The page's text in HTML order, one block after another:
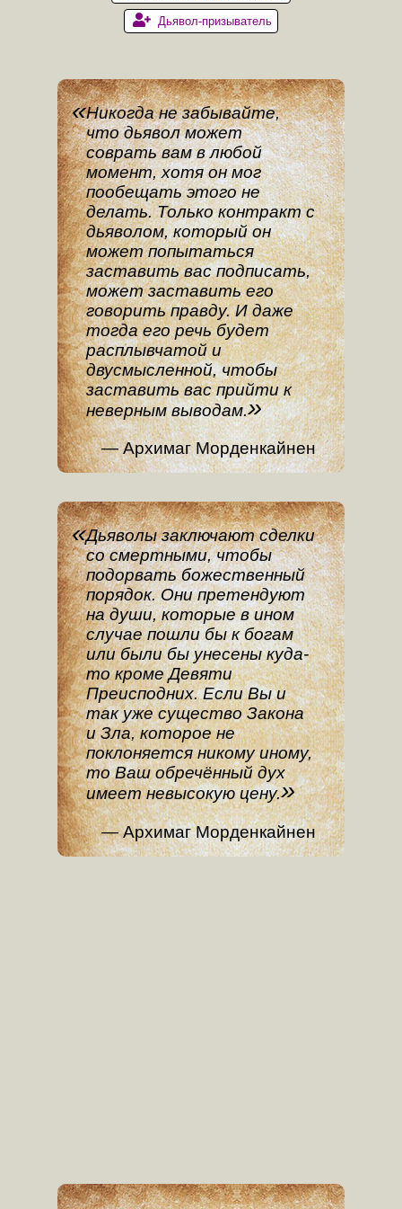
Дьявол-призыватель
Никогда не забывайте,
что дьявол может
соврать вам в любой
момент, хотя он мог
пообещать этого не
делать. Только контракт с
дьяволом, который он
может попытаться
заставить вас подписать,
может заставить его
говорить правду. И даже
тогда его речь будет
расплывчатой и
двусмысленной, чтобы
заставить вас прийти к
неверным выводам.
Архимаг Морденкайнен
Дьяволы заключают сделки
со смертными, чтобы
подорвать божественный
порядок. Они претендуют
на души, которые в ином
случае пошли бы к богам
или были бы унесены куда-
то кроме Девяти
Преисподних. Если Вы и
так уже существо Закона
и Зла, которое не
поклоняется никому иному,
то Ваш обречённый дух
имеет невысокую цену.
Архимаг Морденкайнен